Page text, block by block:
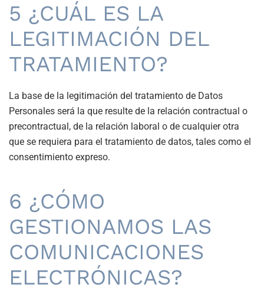
5 ¿CUÁL ES LA
LEGITIMACIÓN DEL
TRATAMIENTO?
La base de la legitimación del tratamiento de Datos
Personales será la que resulte de la relación contractual o
precontractual, de la relación laboral o de cualquier otra
que se requiera para el tratamiento de datos, tales como el
consentimiento expreso.
6 ¿CÓMO
GESTIONAMOS LAS
COMUNICACIONES
ELECTRÓNICAS?